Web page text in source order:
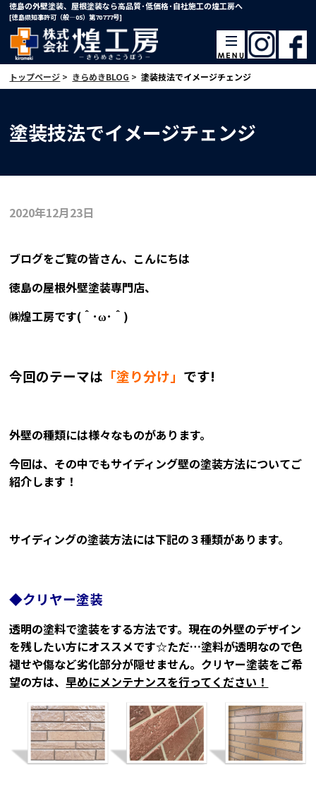
徳島の外壁塗装、屋根塗装なら高品質･低価格･自社施工の煌工房へ
[徳島県知事許可（般―05）第70777号]
トップページ > きらめきBLOG > 塗装技法でイメージチェンジ
塗装技法でイメージチェンジ
2020年12月23日
ブログをご覧の皆さん、こんにちは
徳島の屋根外壁塗装専門店、
㈱煌工房です(＾･ω･＾)
今回のテーマは 「塗り分け」 です!
外壁の種類には様々なものがあります。
今回は、その中でもサイディング壁の塗装方法についてご
紹介します！
サイディングの塗装方法には下記の３種類があります。
◆クリヤー塗装
透明の塗料で塗装をする方法です。現在の外壁のデザイン
を残したい方にオススメです☆ただ…塗料が透明なので色
褪せや傷など劣化部分が隠せません。クリヤー塗装をご希
望の方は、早めにメンテナンスを行ってください！